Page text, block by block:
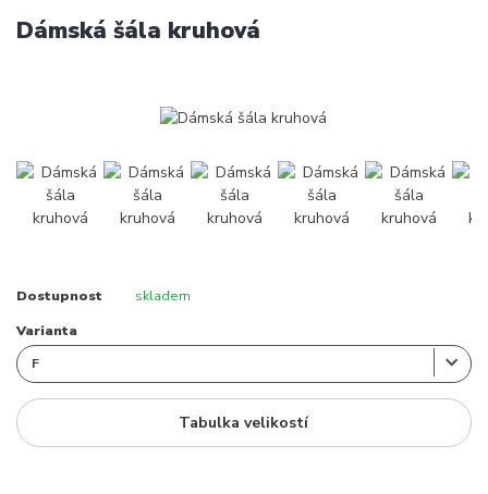
Dámská šála kruhová
Dostupnost skladem
Varianta
Tabulka velikostí